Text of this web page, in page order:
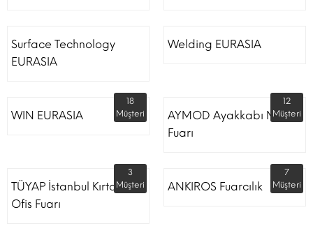
Surface Technology
EURASIA
Welding EURASIA
WIN EURASIA
18
Müşteri
AYMOD Ayakkabı Moda
Fuarı
12
Müşteri
TÜYAP İstanbul Kırtasiye
Ofis Fuarı
3
Müşteri
ANKIROS Fuarcılık
7
Müşteri